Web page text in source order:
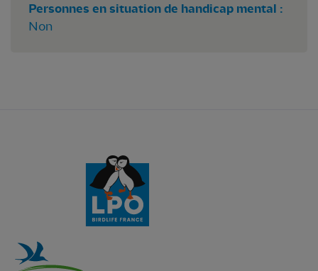
Personnes en situation de handicap mental :
Non